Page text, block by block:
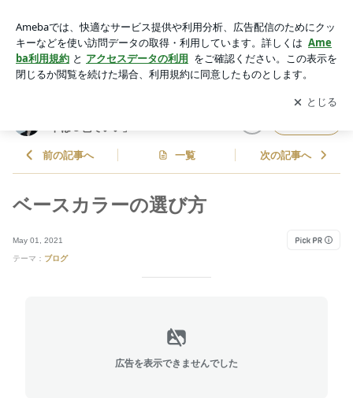
は３色でいい」Powered by Ameba
アプリをダウンロードして ブログの更新通知
を受け取りまし
ょう。
開く
トは３色でいい」
前の記事へ 一覧 次の記事へ
ベースカラーの選び方
May 01, 2021
テーマ： ブログ
広告を表示できませんでした